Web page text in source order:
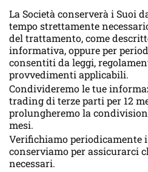
La Società conserverà i Suoi
tempo strettamente
del trattamento, come
informativa, oppure per
consentiti da leggi,
provvedimenti applicabili.
Condivideremo le tue
trading di terze parti per 12
prolungheremo la
mesi.
Verifichiamo periodicamente
conserviamo per assicurarci
necessari.